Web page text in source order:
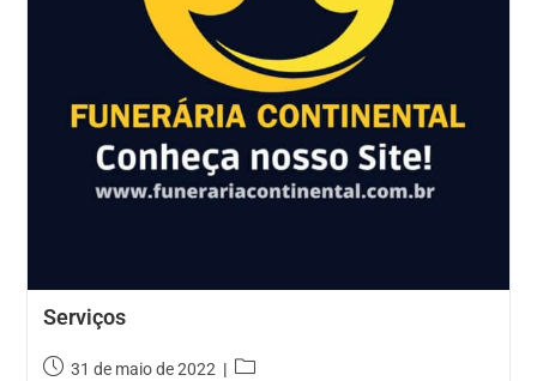
Serviços
Post31 de maio de 2022
Categoria